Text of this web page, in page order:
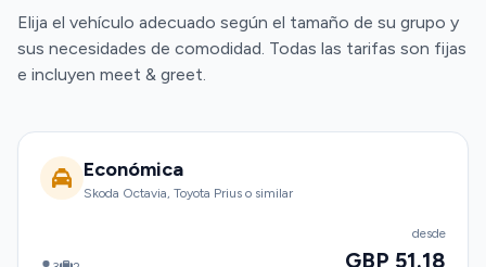
Elija el vehículo adecuado según el tamaño de su grupo y
sus necesidades de comodidad. Todas las tarifas son fijas
e incluyen meet & greet.
Económica
Skoda Octavia, Toyota Prius o similar
desde
GBP 51.18